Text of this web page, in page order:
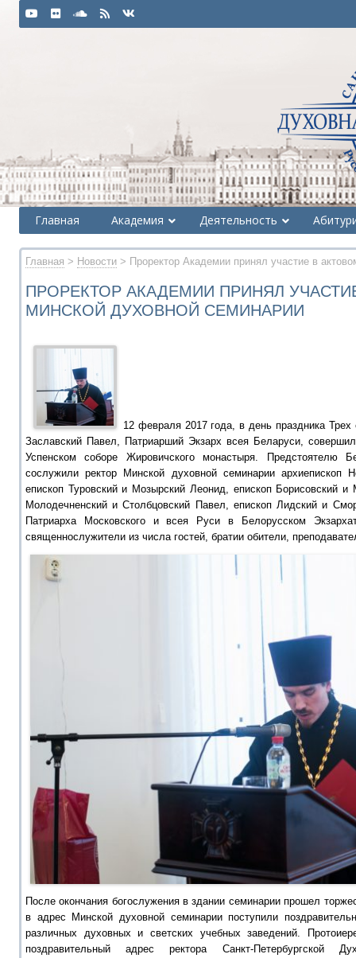
Главная Академия Деятельность
Главная > Новости > Проректор Академии принял участие в
ПРОРЕКТОР АКАДЕМИИ ПРИНЯЛ
МИНСКОЙ ДУХОВНОЙ СЕМИНАРИИ
12 февраля 2017 года, в день праздника
Заславский Павел, Патриарший Экзарх всея Беларуси,
Успенском соборе Жировичского монастыря. Предстоятелю
сослужили ректор Минской духовной семинарии архиепископ
епископ Туровский и Мозырский Леонид, епископ Борисовский и
Молодечненский и Столбцовский Павел, епископ Лидский и
Патриарха Московского и всея Руси в Белорусском
священнослужители из числа гостей, братии обители,
После окончания богослужения в здании семинарии прошел
в адрес Минской духовной семинарии поступили
различных духовных и светских учебных заведений.
поздравительный адрес ректора Санкт-Петербургской